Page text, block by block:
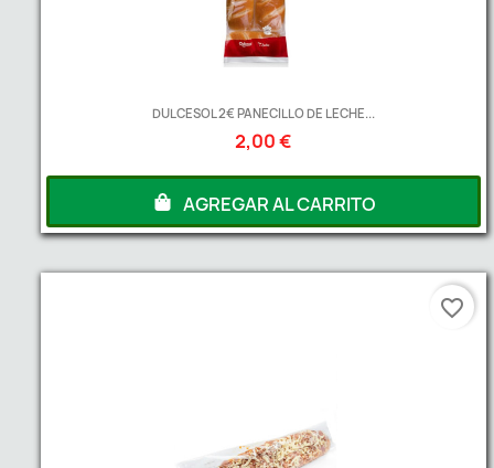
DULCESOL 2€ PANECILLO DE LECHE...
2,00 €
AGREGAR AL CARRITO
favorite_border